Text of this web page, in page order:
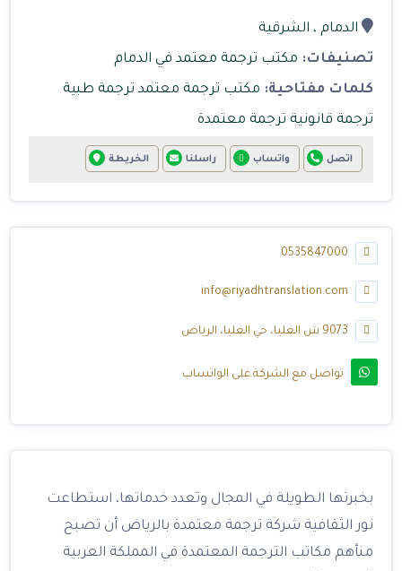
الدمام ، الشرقية
تصنيفات: مكتب ترجمة معتمد في الدمام
كلمات مفتاحية: مكتب ترجمة معتمد ترجمة طبية
ترجمة قانونية ترجمة معتمدة
اتصل واتساب راسلنا الخريطة
info@riyadhtranslation.com
تواصل مع الشركة على الواتساب
بخبرتها الطويلة في المجال وتعدد خدماتها، استطاعت
نور الثقافية شركة ترجمة معتمدة بالرياض أن تصبح
منأهم مكاتب الترجمة المعتمدة في المملكة العربية